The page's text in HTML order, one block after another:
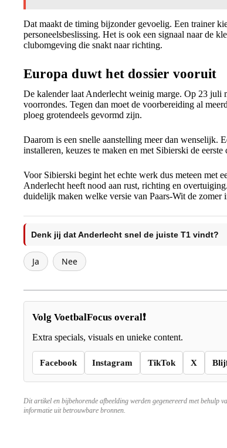
Dat maakt de timing bijzonder gevoelig. Een trainer
personeelsbeslissing. Het is ook een signaal naar de
clubomgeving die snakt naar richting.
Europa duwt het dossier vooruit
De kalender laat Anderlecht weinig marge. Op 23 juli
voorrondes. Tegen dan moet de voorbereiding al
ploeg grotendeels gevormd zijn.
Daarom is een snelle aanstelling meer dan wenselijk.
installeren, keuzes te maken en met Sibierski de
Voor Sibierski begint het echte werk dus meteen met
Anderlecht heeft nood aan rust, richting en
duidelijk maken welke versie van Paars-Wit de zomer
Denk jij dat Anderlecht snel de juiste T1 vindt?
Ja Nee
Volg VoetbalFocus overal❗
Extra specials, visuals en unieke content.
Facebook Instagram TikTok X
Dit artikel en bijbehorende afbeelding werden gegenereerd met behulp
informatie uit betrouwbare bronnen.